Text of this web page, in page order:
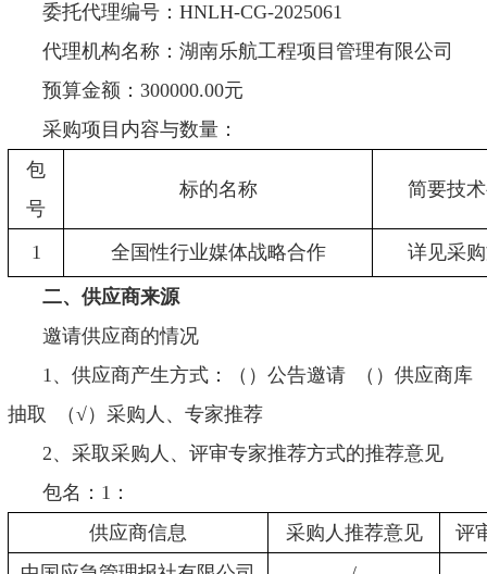
委托代理编号：HNLH-CG-2025061
代理机构名称：湖南乐航工程项目管理有限公司
预算金额：300000.00元
采购项目内容与数量：
包
号
标的名称 简要技
1 全国性行业媒体战略合作 详见采
二、供应商来源
邀请供应商的情况
1、供应商产生方式：（）公告邀请 （）供应商库
抽取 （√）采购人、专家推荐
2、采取采购人、评审专家推荐方式的推荐意见
包名： 1：
供应商信息
采购人推荐意见
评